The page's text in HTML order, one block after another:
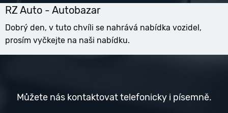
RZ Auto - Autobazar
Dobrý den, v tuto chvíli se nahrává nabídka vozidel,
prosím vyčkejte na naši nabídku.
Můžete nás kontaktovat telefonicky i písemně.